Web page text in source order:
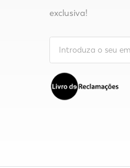
exclusiva!